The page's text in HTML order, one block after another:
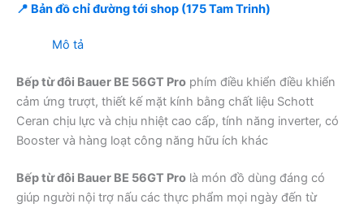
📍 Bản đồ chỉ đường tới shop (175 Tam Trinh)
Mô tả
Bếp từ đôi Bauer BE 56GT Pro phím điều khiển điều khiển
cảm ứng trượt, thiết kế mặt kính bằng chất liệu Schott
Ceran chịu lực và chịu nhiệt cao cấp, tính năng inverter, có
Booster và hàng loạt công năng hữu ích khác
Bếp từ đôi Bauer BE 56GT Pro là món đồ dùng đáng có
giúp người nội trợ nấu các thực phẩm mọi ngày đến từ